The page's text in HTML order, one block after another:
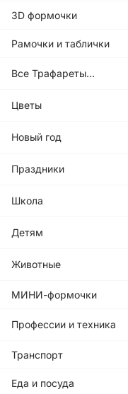
3D формочки
Рамочки и таблички
Все Трафареты...
Цветы
Новый год
Праздники
Школа
Детям
Животные
МИНИ-формочки
Профессии и техника
Транспорт
Еда и посуда